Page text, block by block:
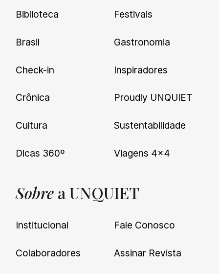
Biblioteca
Brasil
Check-in
Crônica
Cultura
Dicas 360º
Festivais
Gastronomia
Inspiradores
Proudly UNQUIET
Sustentabilidade
Viagens 4×4
Sobre a UNQUIET
Institucional
Colaboradores
Fale Conosco
Assinar Revista